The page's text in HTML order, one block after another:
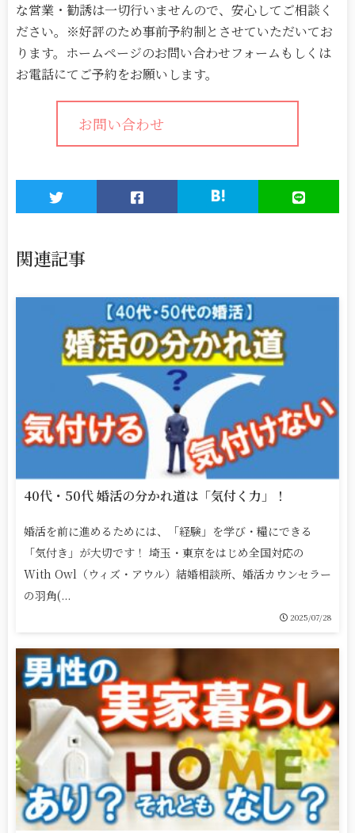
な営業・勧誘は一切行いませんので、安心してご相談く
ださい。※好評のため事前予約制とさせていただいてお
ります。ホームページのお問い合わせフォームもしくは
お電話にてご予約をお願いします。
お問い合わせ
関連記事
40代・50代 婚活の分かれ道は「気付く力」！
婚活を前に進めるためには、「経験」を学び・糧にできる
「気付き」が大切です！ 埼玉・東京をはじめ全国対応の
With Owl（ウィズ・アウル）結婚相談所、婚活カウンセラー
の羽角(...
2025/07/28